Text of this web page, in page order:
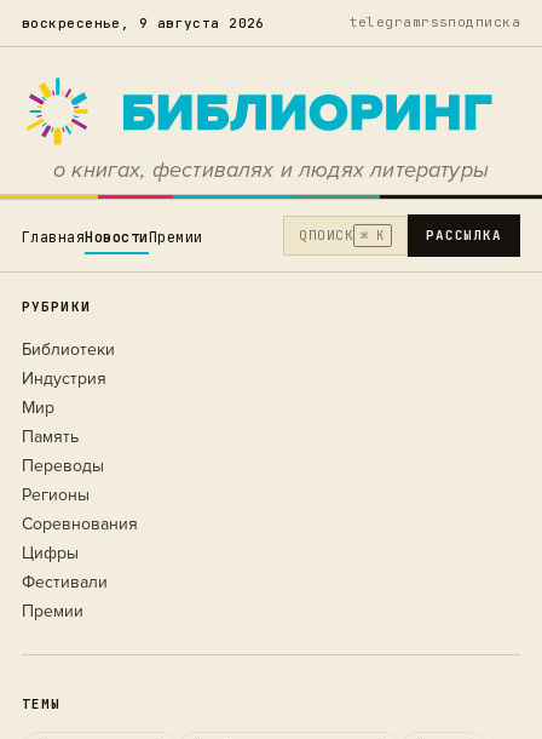
воскресенье, 9 августа 2026 telegramrssподписка
о книгах, фестивалях и людях литературы
ГлавнаяНовостиПремии Q ПОИСК ⌘ K РАССЫЛКА
РУБРИКИ
Библиотеки
Индустрия
Мир
Память
Переводы
Регионы
Соревнования
Цифры
Фестивали
Премии
ТЕМЫ